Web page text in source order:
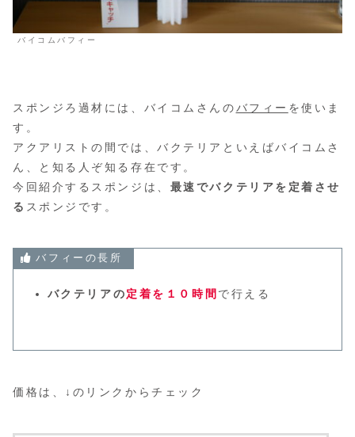
バイコムバフィー
スポンジろ過材には、バイコムさんのバフィー を使いま
す。
アクアリストの間では、バクテリアといえばバイコムさ
ん、と知る人ぞ知る存在です。
今回紹介するスポンジは、 最速でバクテリアを定着させ
る スポンジです。
バフィーの長所
バクテリアの定着を１０時間で行える
価格は、↓のリンクからチェック